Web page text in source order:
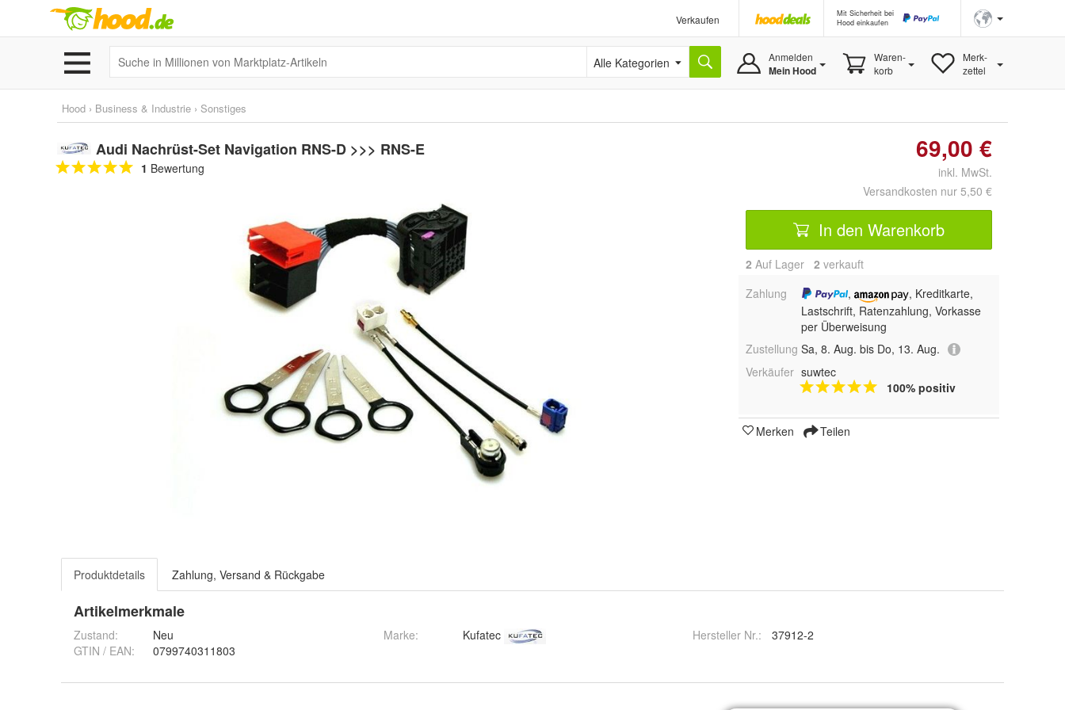
Verkaufen
Mit Sicherheit bei
Hood einkaufen
Alle Kategorien Anmelden
Mein Hood
Waren-
korb
Merk-
zettel
Hood › Business & Industrie › Sonstiges
Audi Nachrüst-Set Navigation RNS-D >>> RNS-E
1 Bewertung
69,00 €
inkl. MwSt.
Versandkosten nur 5,50 €
In den Warenkorb
2 Auf Lager 2 verkauft
Zahlung
,
, Kreditkarte,
Lastschrift, Ratenzahlung, Vorkasse
per Überweisung
Zustellung Sa, 8. Aug. bis Do, 13. Aug.
Verkäufer suwtec
100% positiv
Merken Teilen
Produktdetails Zahlung, Versand & Rückgabe
Artikelmerkmale
Zustand:
Neu
GTIN / EAN:
0799740311803
Marke: Kufatec Hersteller Nr.: 37912-2